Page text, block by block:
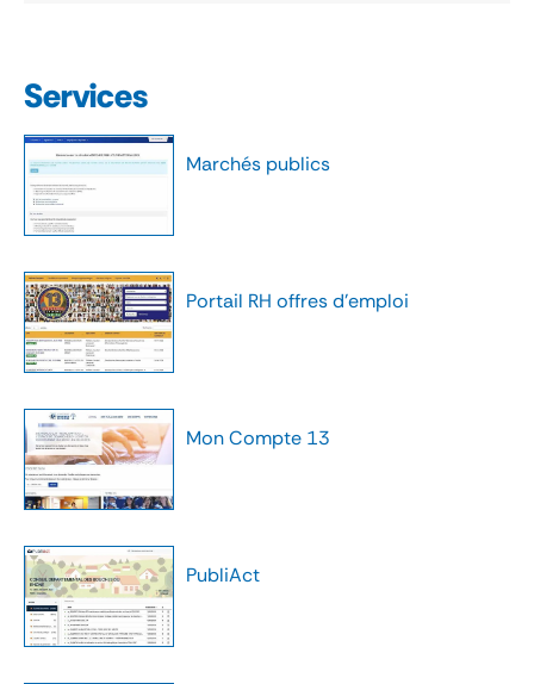
Services
Marchés publics
Portail RH offres d'emploi
Mon Compte 13
PubliAct